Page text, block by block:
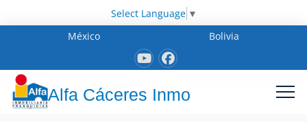
Select Language ▼
México
Bolivia
Alfa Cáceres Inmo